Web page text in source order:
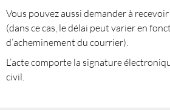
Vous pouvez aussi demander à
(dans ce cas, le délai peut varier en
d’acheminement du courrier).
L’acte comporte la signature
civil.